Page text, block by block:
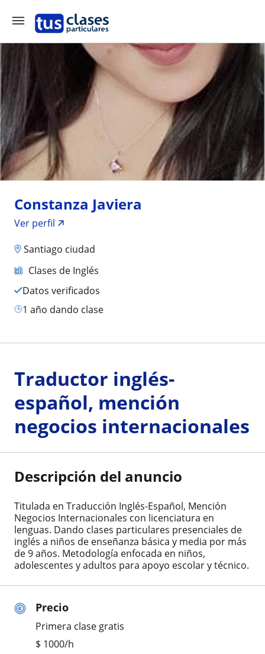
Constanza Javiera
Ver perfil
Santiago ciudad
Clases de Inglés
Datos verificados
1 año dando clase
Precio
Primera clase gratis
$ 1000/h
Traductor inglés-
español, mención
negocios internacionales
Descripción del anuncio
Titulada en Traducción Inglés-Español, Mención
Negocios Internacionales con licenciatura en
lenguas. Dando clases particulares presenciales de
inglés a niños de enseñanza básica y media por más
de 9 años. Metodología enfocada en niños,
adolescentes y adultos para apoyo escolar y técnico.